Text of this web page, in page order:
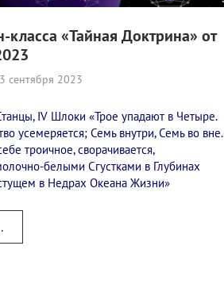
«Тайная Доктрина» от
сентября 2023
IV Шлоки «Трое упадают в Четыре.
усемеряется; Семь внутри, Семь во вне.
троичное, сворачивается,
белыми Сгустками в Глубинах
в Недрах Океана Жизни»